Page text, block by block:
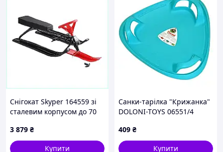
Снігокат Skyper 164559 зі
сталевим корпусом до 70
3 879 ₴
Купити
Санки-тарілка "Крижанка"
DOLONI-TOYS 06551/4
409 ₴
Купити